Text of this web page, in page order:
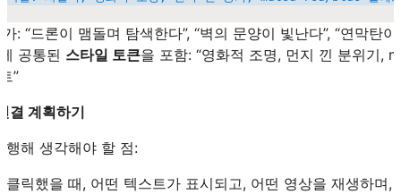
: “드론이 맴돌며 탐색한다”, “벽의 문양이 빛난다”, “연막탄
공통된 스타일 토큰을 포함: “영화적 조명, 먼지 낀 분위기,
”
결 계획하기
행해 생각해야 할 점:
릭했을 때, 어떤 텍스트가 표시되고, 어떤 영상을 재생하며,